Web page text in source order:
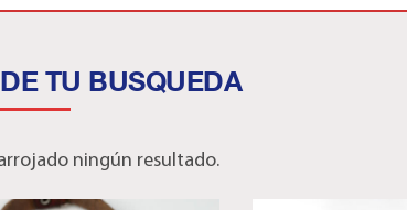
TU BUSQUEDA
ningún resultado.